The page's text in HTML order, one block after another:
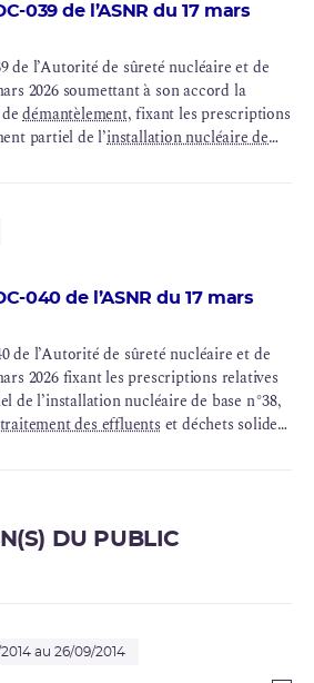
039 de l’ASNR du 17 mars
de l’Autorité de sûreté nucléaire et de
2026 soumettant à son accord la
dedémantèlement, fixant les prescriptions
partiel de l’installation nucléaire de
040 de l’ASNR du 17 mars
de l’Autorité de sûreté nucléaire et de
2026 fixant les prescriptions relatives
de l’installation nucléaire de base n°38,
traitement des effluents et déchets solides
DU PUBLIC
au 26/09/2014